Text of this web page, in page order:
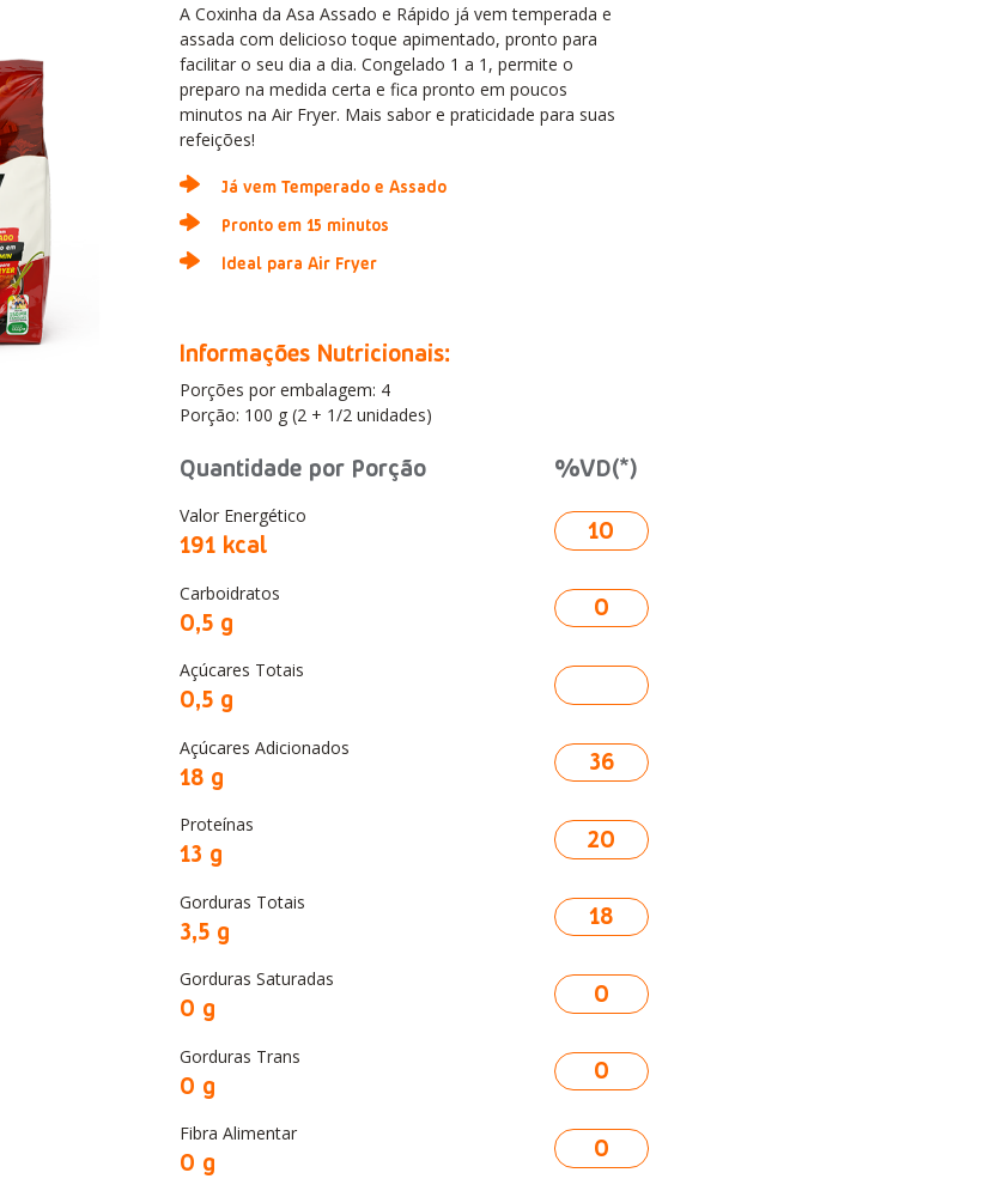
A Coxinha da Asa Assado e Rápido já vem temperada e
assada com delicioso toque apimentado, pronto para
facilitar o seu dia a dia. Congelado 1 a 1, permite o
preparo na medida certa e fica pronto em poucos
minutos na Air Fryer. Mais sabor e praticidade para suas
refeições!
Já vem Temperado e Assado
Pronto em 15 minutos
Ideal para Air Fryer
Informações Nutricionais:
Porções por embalagem: 4
Porção: 100 g (2 + 1/2 unidades)
Quantidade por Porção %VD(*)
Valor Energético
191 kcal 10
Carboidratos
0,5 g 0
Açúcares Totais
0,5 g
Açúcares Adicionados
18 g 36
Proteínas
13 g 20
Gorduras Totais
3,5 g 18
Gorduras Saturadas
0 g 0
Gorduras Trans
0 g 0
Fibra Alimentar
0 g 0